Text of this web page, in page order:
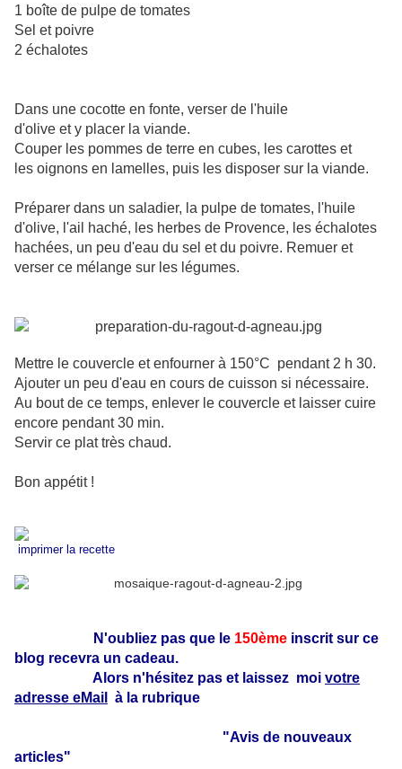
1 boîte de pulpe de tomates
Sel et poivre
2 échalotes
Dans une cocotte en fonte, verser de l'huile
d'olive et y placer la viande.
Couper les pommes de terre en cubes, les carottes et
les oignons en lamelles, puis les disposer sur la viande.
Préparer dans un saladier, la pulpe de tomates, l'huile
d'olive, l'ail haché, les herbes de Provence, les échalotes
hachées, un peu d'eau du sel et du poivre. Remuer et
verser ce mélange sur les légumes.
Mettre le couvercle et enfourner à 150°C pendant 2 h 30.
Ajouter un peu d'eau en cours de cuisson si nécessaire.
Au bout de ce temps, enlever le couvercle et laisser cuire
encore pendant 30 min.
Servir ce plat très chaud.
Bon appétit !
imprimer la recette
N'oubliez pas que le 150ème inscrit sur ce
blog recevra un cadeau.
Alors n'hésitez pas et laissez moi votre
adresse eMail
à la rubrique
"Avis de nouveaux
articles"